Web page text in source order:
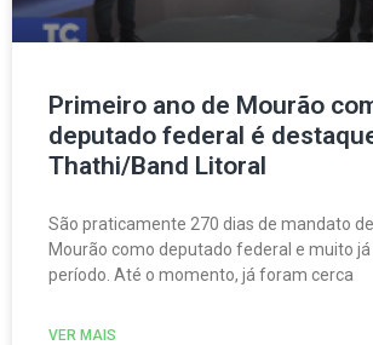
Primeiro ano de Mourão
deputado federal é
Thathi/Band Litoral
São praticamente 270 dias de mandato
Mourão como deputado federal e muito
período. Até o momento, já foram cerca
VER MAIS